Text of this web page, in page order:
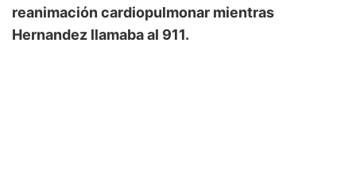
reanimación cardiopulmonar mientras
Hernandez llamaba al 911.